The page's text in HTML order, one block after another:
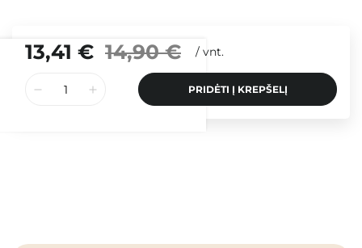
13,41 € 14,90 € / vnt.
PRIDĖTI Į KREPŠELĮ